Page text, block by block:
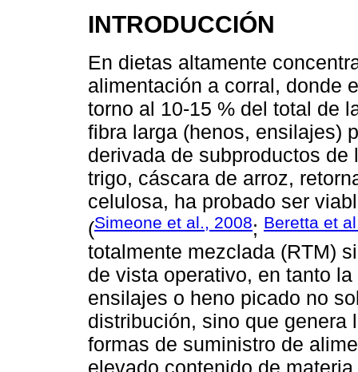
INTRODUCCIÓN
En dietas altamente
alimentación a corral, donde
torno al 10-15 % del total de
fibra larga (henos, ensilajes)
derivada de subproductos
trigo, cáscara de arroz,
celulosa, ha probado ser
(Simeone et al., 2008; Beretta et
totalmente mezclada (RTM)
de vista operativo, en tanto
ensilajes o heno picado no
distribución, sino que genera
formas de suministro de
elevado contenido de